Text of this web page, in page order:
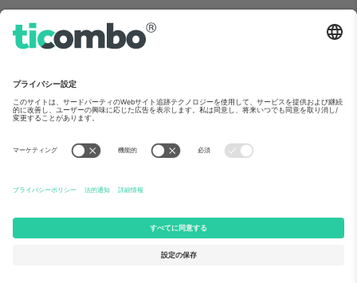
Bulgaria
Regus Sofia City West, bul
Bulgaria
Mexico
Av Chapultepec 360, Roma
Norte, Cuauhtémoc, 06700
Mexico
Platform provider legal entity might vary depending on location,
event and/or domain.詳細は各イベントページをご確認ください。,
© 2026 Ticombo. 無断転載を禁じます.